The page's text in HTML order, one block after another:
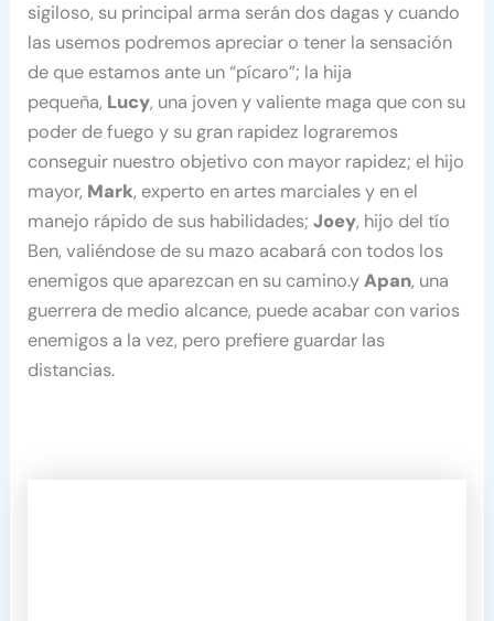
sigiloso, su principal arma serán dos dagas y cuando
las usemos podremos apreciar o tener la sensación
de que estamos ante un “pícaro”; la hija
pequeña, Lucy, una joven y valiente maga que con su
poder de fuego y su gran rapidez lograremos
conseguir nuestro objetivo con mayor rapidez; el hijo
mayor, Mark, experto en artes marciales y en el
manejo rápido de sus habilidades;Joey, hijo del tío
Ben, valiéndose de su mazo acabará con todos los
enemigos que aparezcan en su camino.yApan, una
guerrera de medio alcance, puede acabar con varios
enemigos a la vez, pero prefiere guardar las
distancias.